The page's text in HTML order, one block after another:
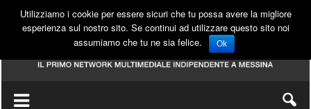
Utilizziamo i cookie per essere sicuri che tu possa avere la migliore
esperienza sul nostro sito. Se continui ad utilizzare questo sito noi
assumiamo che tu ne sia felice.
Ok